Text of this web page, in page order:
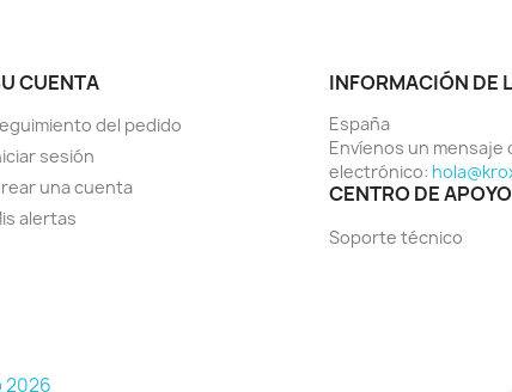
CUENTA
del pedido
sesión
una cuenta
alertas
INFORMACIÓN DE
España
Envíenos un mensaje
electrónico:
CENTRO DE APOYO
Soporte técnico
2026